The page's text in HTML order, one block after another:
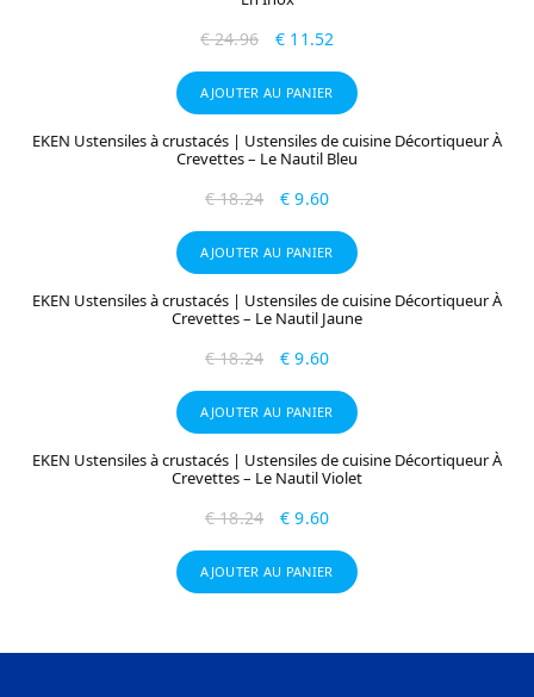
€24.96 € 11.52
AJOUTER AU PANIER
EKEN Ustensiles à crustacés | Ustensiles de cuisine Décortiqueur À
Crevettes – Le Nautil Bleu
€18.24 € 9.60
AJOUTER AU PANIER
EKEN Ustensiles à crustacés | Ustensiles de cuisine Décortiqueur À
Crevettes – Le Nautil Jaune
€18.24 € 9.60
AJOUTER AU PANIER
EKEN Ustensiles à crustacés | Ustensiles de cuisine Décortiqueur À
Crevettes – Le Nautil Violet
€18.24 € 9.60
AJOUTER AU PANIER